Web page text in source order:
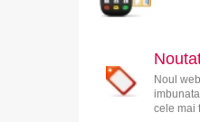
Noul
cele mai